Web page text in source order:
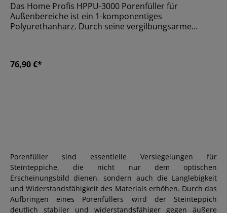
Das Home Profis HPPU-3000 Porenfüller für
Außenbereiche ist ein 1-komponentiges
Polyurethanharz. Durch seine vergilbungsarme
Fläche von ca. 2 Quadratmeter zu verarbeiten.
76,90 €*
Porenfüller sind essentielle Versiegelungen für
Steinteppiche, die nicht nur dem optischen
Erscheinungsbild dienen, sondern auch die Langlebigkeit
und Widerstandsfähigkeit des Materials erhöhen. Durch das
Aufbringen eines Porenfüllers wird der Steinteppich
deutlich stabiler und widerstandsfähiger gegen äußere